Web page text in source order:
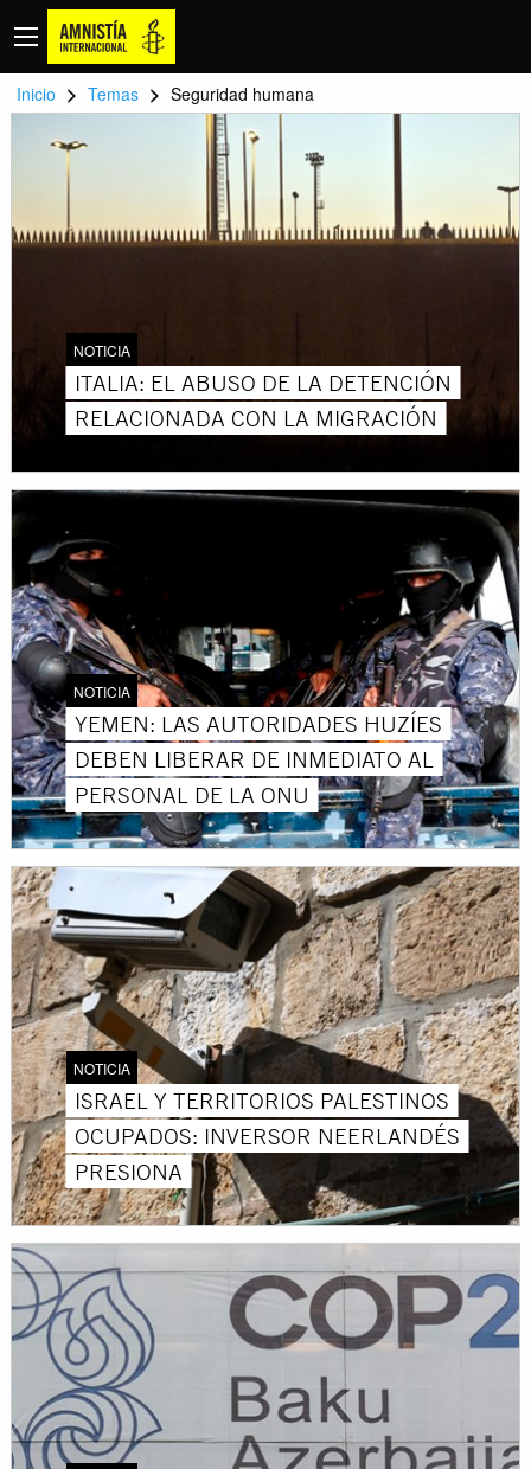
Inicio > Temas > Seguridad humana
NOTICIA
ITALIA: EL ABUSO DE LA DETENCIÓN
RELACIONADA CON LA MIGRACIÓN
NOTICIA
YEMEN: LAS AUTORIDADES HUZÍES
DEBEN LIBERAR DE INMEDIATO AL
PERSONAL DE LA ONU
NOTICIA
ISRAEL Y TERRITORIOS PALESTINOS
OCUPADOS: INVERSOR NEERLANDÉS
PRESIONA